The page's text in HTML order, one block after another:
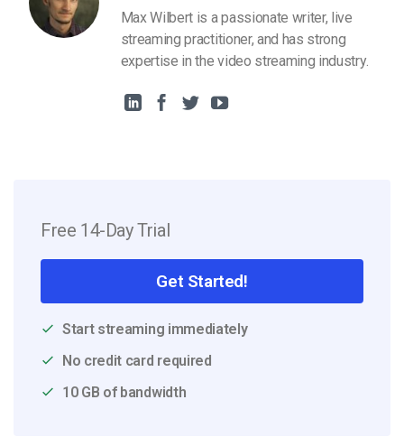
Max Wilbert is a passionate writer, live
streaming practitioner, and has strong
expertise in the video streaming industry.
Free 14-Day Trial
Get Started!
Start streaming immediately
No credit card required
10 GB of bandwidth